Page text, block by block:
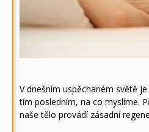
V dnešním uspěchaném světě
tím posledním, na co myslíme.
naše tělo provádí zásadní